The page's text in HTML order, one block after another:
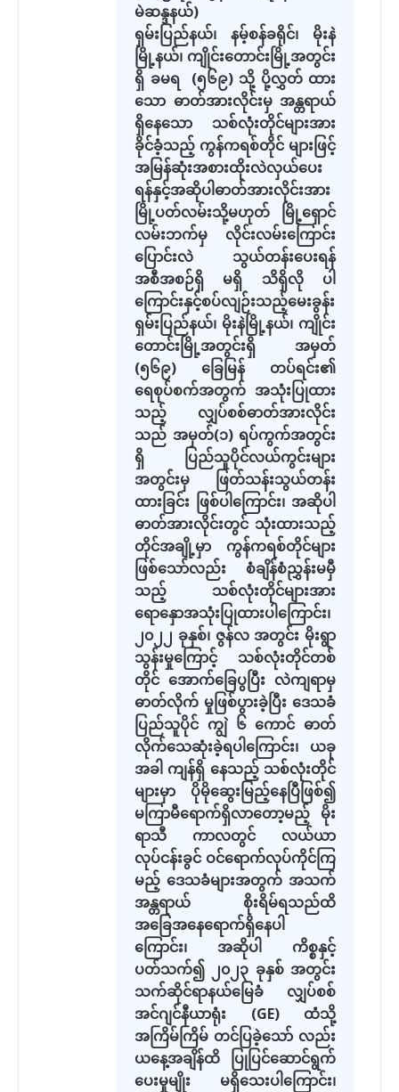
မဲဆန္ဒနယ်)
ရှမ်းပြည်နယ်၊ နမ့်စန်ခရိုင်၊ မိုးနဲ
မြို့နယ်၊ ကျိုင်းတောင်းမြို့အတွင်း
ရှိ ခမရ (၅၆၉) သို့ ပို့လွှတ် ထား
သော ဓာတ်အားလိုင်းမှ အန္တရာယ်
ရှိနေသော သစ်လုံးတိုင်များအား
ခိုင်ခံ့သည့် ကွန်ကရစ်တိုင် များဖြင့်
အမြန်ဆုံးအစားထိုးလဲလှယ်ပေး
ရန်နှင့်အဆိုပါဓာတ်အားလိုင်းအား
မြို့ပတ်လမ်းသို့မဟုတ် မြို့ရှောင်
လမ်းဘက်မှ လိုင်းလမ်းကြောင်း
ပြောင်းလဲ သွယ်တန်းပေးရန်
အစီအစဉ်ရှိ မရှိ သိရှိလို ပါ
ကြောင်းနှင့်စပ်လျဉ်းသည့်မေးခွန်း
ရှမ်းပြည်နယ်၊ မိုးနဲမြို့နယ်၊ ကျိုင်း
တောင်းမြို့အတွင်းရှိ အမှတ်
(၅၆၉) ခြေမြန် တပ်ရင်း၏
ရေစုပ်စက်အတွက် အသုံးပြုထား
သည့် လျှပ်စစ်ဓာတ်အားလိုင်း
သည် အမှတ်(၁) ရပ်ကွက်အတွင်း
ရှိ ပြည်သူပိုင်လယ်ကွင်းများ
အတွင်းမှ ဖြတ်သန်းသွယ်တန်း
ထားခြင်း ဖြစ်ပါကြောင်း၊ အဆိုပါ
ဓာတ်အားလိုင်းတွင် သုံးထားသည့်
တိုင်အချို့မှာ ကွန်ကရစ်တိုင်များ
ဖြစ်သော်လည်း စံချိန်စံညွှန်းမမှီ
သည့် သစ်လုံးတိုင်များအား
ရောနှောအသုံးပြုထားပါကြောင်း၊
၂၀၂၂ ခုနှစ်၊ ဇွန်လ အတွင်း မိုးရွာ
သွန်းမှုကြောင့် သစ်လုံးတိုင်တစ်
တိုင် အောက်ခြေပွပြီး လဲကျရာမှ
ဓာတ်လိုက် မှုဖြစ်ပွားခဲ့ပြီး ဒေသခံ
ပြည်သူပိုင် ကျွဲ ၆ ကောင် ဓာတ်
လိုက်သေဆုံးခဲ့ရပါကြောင်း၊ ယခု
အခါ ကျန်ရှိ နေသည့် သစ်လုံးတိုင်
များမှာ ပိုမိုဆွေးမြည့်နေပြီဖြစ်၍
မကြာမီရောက်ရှိလာတော့မည့် မိုး
ရာသီ ကာလတွင် လယ်ယာ
လုပ်ငန်းခွင် ဝင်ရောက်လုပ်ကိုင်ကြ
မည့် ဒေသခံများအတွက် အသက်
အန္တရာယ် စိုးရိမ်ရသည်ထိ
အခြေအနေရောက်ရှိနေပါ
ကြောင်း၊ အဆိုပါ ကိစ္စနှင့်
ပတ်သက်၍ ၂၀၂၃ ခုနှစ် အတွင်း
သက်ဆိုင်ရာနယ်မြေခံ လျှပ်စစ်
အင်ဂျင်နီယာရုံး (GE) ထံသို့
အကြိမ်ကြိမ် တင်ပြခဲ့သော် လည်း
ယနေ့အချိန်ထိ ပြုပြင်ဆောင်ရွက်
ပေးမှုမျိုး မရှိသေးပါကြောင်း၊